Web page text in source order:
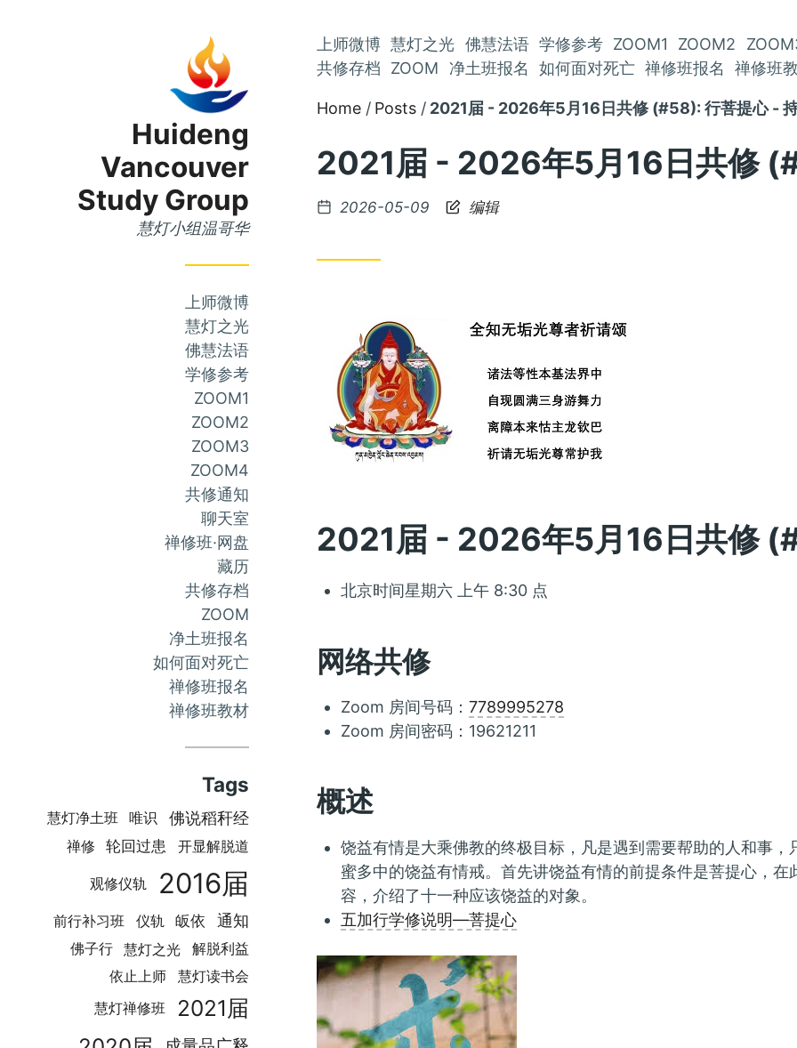
Huideng
Vancouver
Study Group
慧灯小组温哥华
上师微博
慧灯之光
佛慧法语
学修参考
ZOOM1
ZOOM2
ZOOM3
ZOOM4
共修通知
聊天室
禅修班·网盘
藏历
共修存档
ZOOM
净土班报名
如何面对死亡
禅修班报名
禅修班教材
Tags
慧灯净土班 唯识 佛说稻秆经
禅修 轮回过患 开显解脱道
观修仪轨 2016届
前行补习班 仪轨 皈依 通知
佛子行 慧灯之光
解脱利益
依止上师
慧灯读书会
慧灯禅修班
2021届
Skip
Content
上师微博 慧灯之光 佛慧法语 学修参考 ZOOM1 ZOOM2
共修存档
ZOOM 净土班报名 如何面对死亡 禅修班报名 禅修班
Home Posts 2021届 - 2026年5月16日共修 (#58): 行菩提心 -
2021届 - 2026年5月16日共修
Posted
2026-05-09 编辑
2021届 - 2026年5月16日共修
北京时间星期六 上午 8:30 点
网络共修
Zoom 房间号码： 7789995278
Zoom 房间密码：19621211
概述
饶益有情是大乘佛教的终极目标，凡是遇到需要帮助的人和事
蜜多中的饶益有情戒。首先讲饶益有情的前提条件是菩提心，
容，介绍了十一种应该饶益的对象。
五加行学修说明—菩提心